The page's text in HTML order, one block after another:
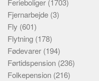
Ferieboliger (1703)
Fjernarbejde (3)
Fly (601)
Flytning (178)
Fødevarer (194)
Førtidspension (236)
Folkepension (216)